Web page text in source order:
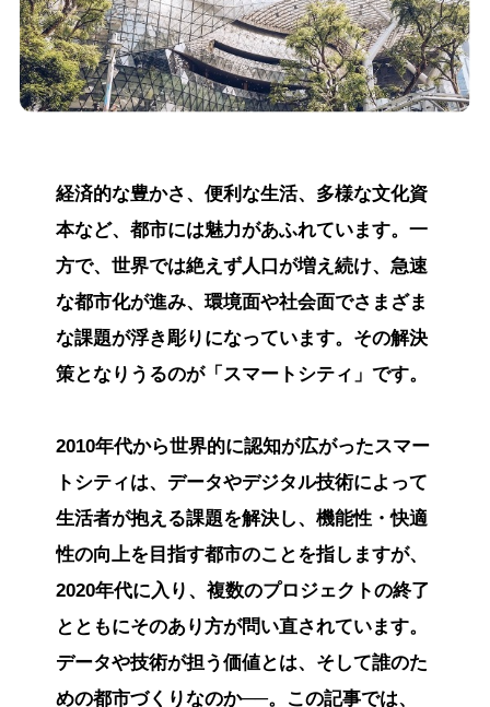
経済的な豊かさ、便利な生活、多様な文化資
本など、都市には魅力があふれています。一
方で、世界では絶えず人口が増え続け、急速
な都市化が進み、環境面や社会面でさまざま
な課題が浮き彫りになっています。その解決
策となりうるのが「スマートシティ」です。
2010年代から世界的に認知が広がったスマー
トシティは、データやデジタル技術によって
生活者が抱える課題を解決し、機能性・快適
性の向上を目指す都市のことを指しますが、
2020年代に入り、複数のプロジェクトの終了
とともにそのあり方が問い直されています。
データや技術が担う価値とは、そして誰のた
めの都市づくりなのか──。この記事では、